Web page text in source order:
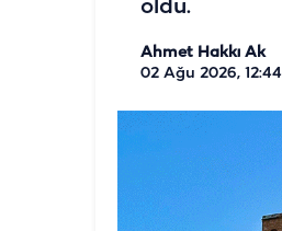
oldu.
Ahmet Hakkı Ak
02 Ağu 2026, 12:44